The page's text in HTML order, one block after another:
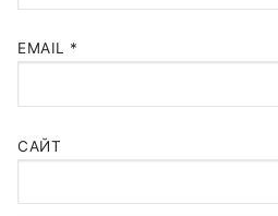
EMAIL *
САЙТ